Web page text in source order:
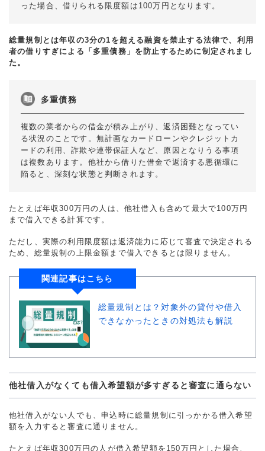
った場合、借りられる限度額は100万円となります。
総量規制とは年収の3分の1を超える融資を禁止する法律で、利用
者の借りすぎによる「多重債務」を防止するために制定されまし
た。
多重債務
複数の業者からの借金が積み上がり、返済困難となってい
る状況のことです。無計画なカードローンやクレジットカ
ードの利用、詐欺や連帯保証人など、原因となりうる事項
は複数あります。他社から借りた借金で返済する悪循環に
陥ると、深刻な状態と判断されます。
たとえば年収300万円の人は、他社借入も含めて最大で100万円
まで借入できる計算です。
ただし、実際の利用限度額は返済能力に応じて審査で決定される
ため、総量規制の上限金額まで借入できるとは限りません。
関連記事はこちら
総量規制とは？対象外の貸付や借入
できなかったときの対処法も解説
他社借入がなくても借入希望額が多すぎると審査に通らない
他社借入がない人でも、申込時に総量規制に引っかかる借入希望
額を入力すると審査に通りません。
たとえば年収300万円の人が借入希望額を150万円とした場合、